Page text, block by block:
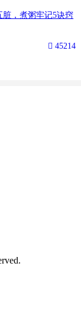
，煮粥牢记5诀窍
 45214